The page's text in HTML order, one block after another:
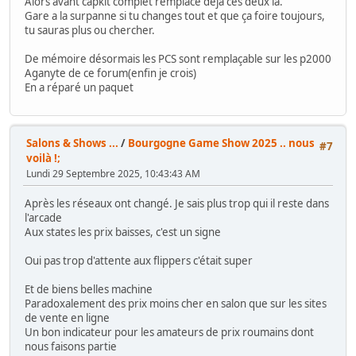
Gare a la surpanne si tu changes tout et que ça foire toujours,
tu sauras plus ou chercher.
De mémoire désormais les PCS sont remplaçable sur les p2000
Aganyte de ce forum(enfin je crois)
En a réparé un paquet
#7
Salons & Shows ... / Bourgogne Game Show 2025 .. nous
voilà !;
Lundi 29 Septembre 2025, 10:43:43 AM
Après les réseaux ont changé. Je sais plus trop qui il reste dans
l'arcade
Aux states les prix baisses, c'est un signe
Oui pas trop d'attente aux flippers c'était super
Et de biens belles machine
Paradoxalement des prix moins cher en salon que sur les sites
de vente en ligne
Un bon indicateur pour les amateurs de prix roumains dont
nous faisons partie